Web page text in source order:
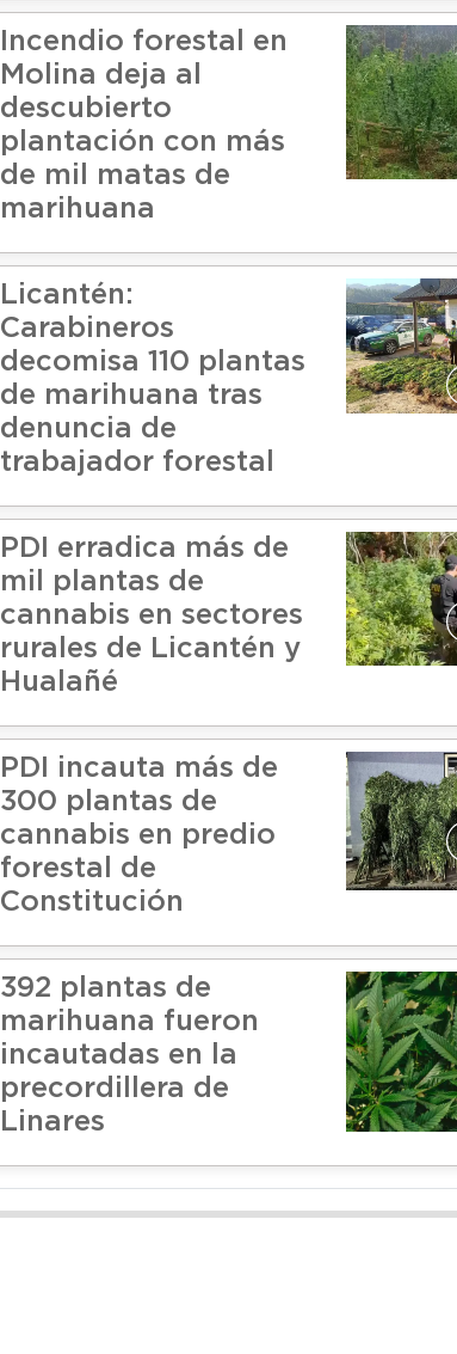
Incendio forestal en
Molina deja al
descubierto
plantación con más
de mil matas de
marihuana
Licantén:
Carabineros
decomisa 110 plantas
de marihuana tras
denuncia de
trabajador forestal
PDI erradica más de
mil plantas de
cannabis en sectores
rurales de Licantén y
Hualañé
PDI incauta más de
300 plantas de
cannabis en predio
forestal de
Constitución
392 plantas de
marihuana fueron
incautadas en la
precordillera de
Linares